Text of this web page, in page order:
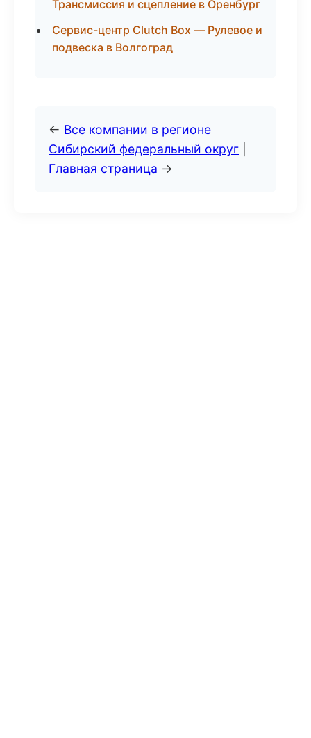
Трансмиссия и сцепление в Оренбург
Сервис-центр Clutch Box — Рулевое и
подвеска в Волгоград
← Все компании в регионе
Сибирский федеральный округ
Главная страница →